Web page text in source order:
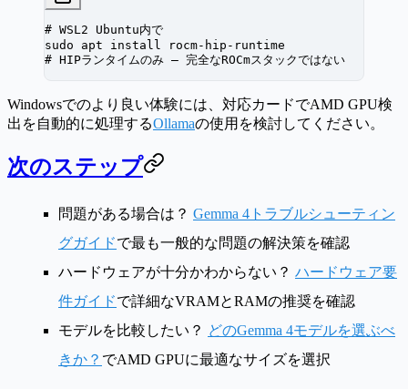
# WSL2 Ubuntu内で
sudo apt install rocm-hip-runtime
# HIPランタイムのみ — 完全なROCmスタックではない
Windowsでのより良い体験には、対応カードでAMD GPU検
出を自動的に処理するOllamaの使用を検討してください。
次のステップ
問題がある場合は？ Gemma 4トラブルシューティン
グガイドで最も一般的な問題の解決策を確認
ハードウェアが十分かわからない？ ハードウェア要
件ガイドで詳細なVRAMとRAMの推奨を確認
モデルを比較したい？ どのGemma 4モデルを選ぶべ
きか？ でAMD GPUに最適なサイズを選択